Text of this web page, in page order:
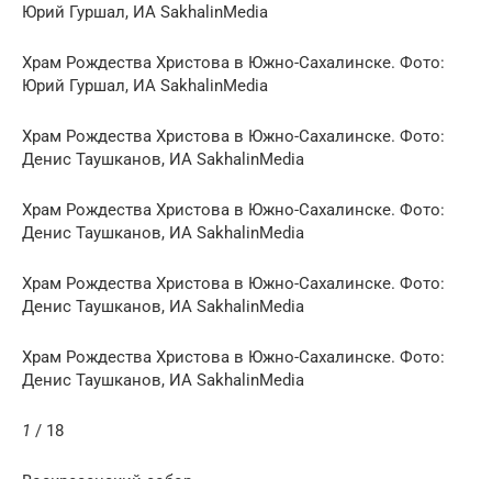
Юрий Гуршал, ИА SakhalinMedia
Храм Рождества Христова в Южно-Сахалинске. Фото:
Юрий Гуршал, ИА SakhalinMedia
Храм Рождества Христова в Южно-Сахалинске. Фото:
Денис Таушканов, ИА SakhalinMedia
Храм Рождества Христова в Южно-Сахалинске. Фото:
Денис Таушканов, ИА SakhalinMedia
Храм Рождества Христова в Южно-Сахалинске. Фото:
Денис Таушканов, ИА SakhalinMedia
Храм Рождества Христова в Южно-Сахалинске. Фото:
Денис Таушканов, ИА SakhalinMedia
1 / 18